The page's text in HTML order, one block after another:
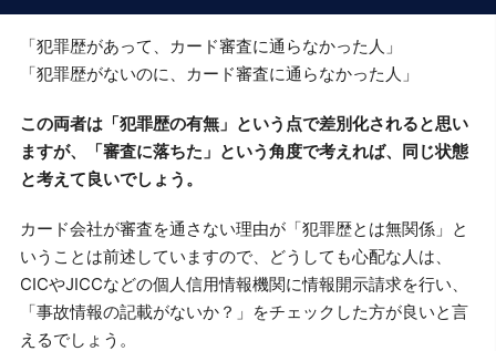
「犯罪歴があって、カード審査に通らなかった人」
「犯罪歴がないのに、カード審査に通らなかった人」
この両者は「犯罪歴の有無」という点で差別化されると思い
ますが、「審査に落ちた」という角度で考えれば、同じ状態
と考えて良いでしょう。
カード会社が審査を通さない理由が「犯罪歴とは無関係」と
いうことは前述していますので、どうしても心配な人は、
CICやJICCなどの個人信用情報機関に情報開示請求を行い、
「事故情報の記載がないか？」をチェックした方が良いと言
えるでしょう。